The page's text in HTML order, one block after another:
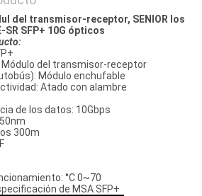
del transmisor-receptor, SENIOR los
SR SFP+ 10G ópticos
del transmisor-receptor
Módulo enchufable
Atado con alambre
de los datos: 10Gbps
300m
°C 0~70
de MSA SFP+